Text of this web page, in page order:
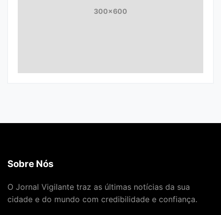
300x600
Sobre Nós
O Jornal Vigilante traz as últimas notícias da sua
cidade e do mundo com credibilidade e confiança.